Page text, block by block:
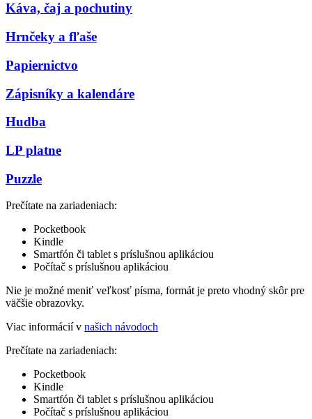
Káva, čaj a pochutiny
Hrnčeky a fľaše
Papiernictvo
Zápisníky a kalendáre
Hudba
LP platne
Puzzle
Prečítate na zariadeniach:
Pocketbook
Kindle
Smartfón či tablet s príslušnou aplikáciou
Počítač s príslušnou aplikáciou
Nie je možné meniť veľkosť písma, formát je preto vhodný skôr pre
väčšie obrazovky.
Viac informácií v našich návodoch
Prečítate na zariadeniach:
Pocketbook
Kindle
Smartfón či tablet s príslušnou aplikáciou
Počítač s príslušnou aplikáciou